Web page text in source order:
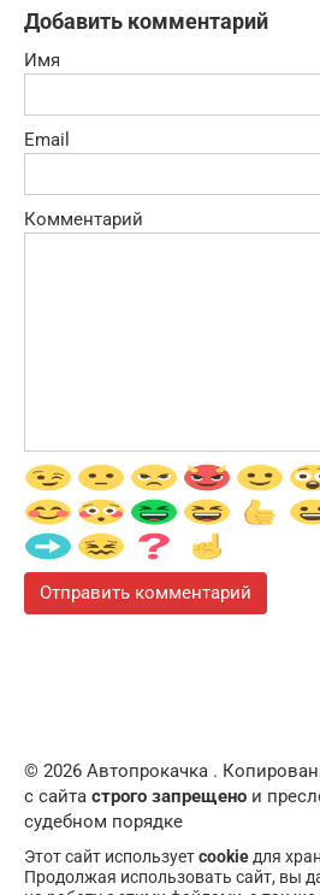
Добавить комментарий
Имя
Email
Комментарий
© 2026 Автопрокачка .
с сайта строго запрещено и
судебном порядке
Этот сайт используетcookie для
Продолжая использовать сайт, вы